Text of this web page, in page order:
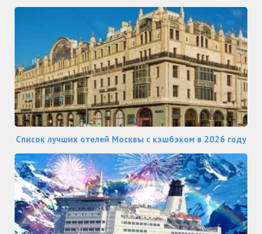
Список лучших отелей Москвы с кэшбэком в 2026 году